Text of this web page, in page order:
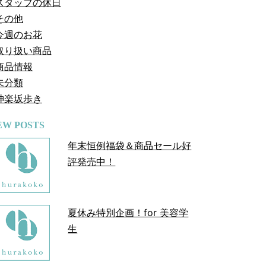
タッフの休日
の他
週のお花
り扱い商品
品情報
分類
楽坂歩き
POSTS
年末恒例福袋＆商品セール好
評発売中！
夏休み特別企画！for 美容学
生